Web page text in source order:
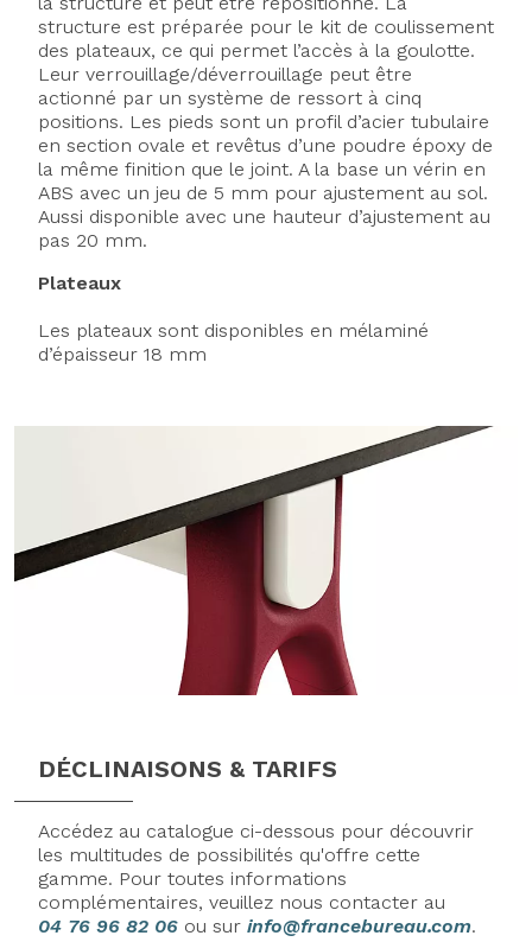
structure est préparée pour le kit de coulissement
des plateaux, ce qui permet l’accès à la goulotte.
Leur verrouillage/déverrouillage peut être
actionné par un système de ressort à cinq
positions. Les pieds sont un profil d’acier tubulaire
en section ovale et revêtus d’une poudre époxy de
la même finition que le joint. A la base un vérin en
ABS avec un jeu de 5 mm pour ajustement au sol.
Aussi disponible avec une hauteur d’ajustement au
pas 20 mm.
Plateaux
Les plateaux sont disponibles en mélaminé
d’épaisseur 18 mm
DÉCLINAISONS & TARIFS
Accédez au catalogue ci-dessous pour découvrir
les multitudes de possibilités qu'offre cette
gamme. Pour toutes informations
complémentaires, veuillez nous contacter au
04 76 96 82 06 ou sur info@francebureau.com.